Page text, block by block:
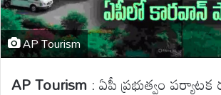
AP Tourism
AP Tourism : ఏపీ ప్రభుత్వం పర్యాటక